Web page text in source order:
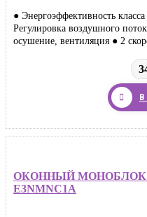
● Энергоэффективность
Регулировка воздушного
осушение, вентиляция ● 2
В
ОКОННЫЙ МОНОБЛОК
E3NMNC1A